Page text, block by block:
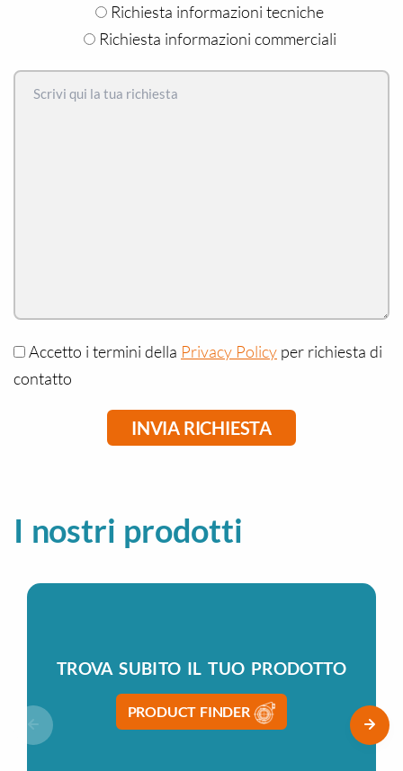
Richiesta informazioni tecniche
Richiesta informazioni commerciali
Accetto i termini della Privacy Policy per richiesta di
contatto
I nostri prodotti
TROVA SUBITO IL TUO PRODOTTO
PRODUCT FINDER